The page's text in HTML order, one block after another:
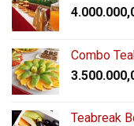
Combo
Teabreak